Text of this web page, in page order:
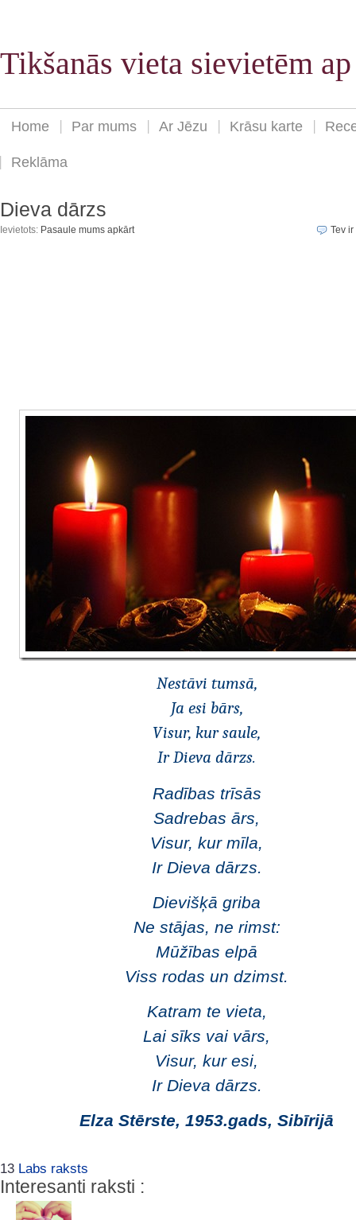
Tikšanās vieta sievietēm
Home Par mums Ar Jēzu Krāsu karte
Reklāma
Dieva dārzs
Ievietots: Pasaule mums apkārt Tev ir
Nestāvi tumsā,
Ja esi bārs,
Visur, kur saule,
Ir Dieva dārzs.
Radības trīsās
Sadrebas ārs,
Visur, kur mīla,
Ir Dieva dārzs.
Dievišķā griba
Ne stājas, ne rimst:
Mūžības elpā
Viss rodas un dzimst.
Katram te vieta,
Lai sīks vai vārs,
Visur, kur esi,
Ir Dieva dārzs.
Elza Stērste, 1953.gads, Sibīrijā
13 Labs raksts
Interesanti raksti :